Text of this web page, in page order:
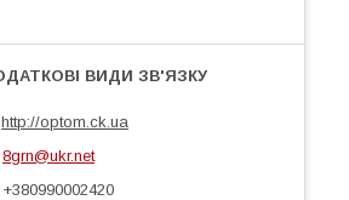
http://optom.ck.ua
8grn@ukr.net
+380990002420